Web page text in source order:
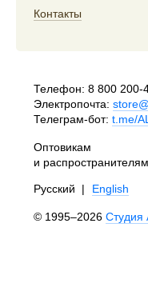
Контакты
Телефон: 8 800 200-
Электропочта:
Телеграм-бот: t.me/
Оптовикам
и
Русский | English
© 1995–2026 Студия